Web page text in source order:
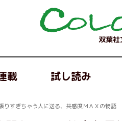
双葉社
載 試し読み
すぎちゃう人に送る、共感度ＭＡＸの物語